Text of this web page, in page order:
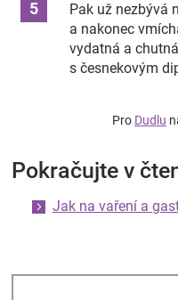
Pak už nezbývá
a nakonec
vydatná a
s česnekovým
Pro Dudlu
Pokračujte v
Jak na vaření a